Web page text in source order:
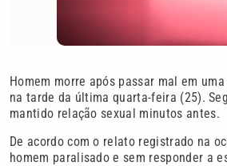
Homem morre após passar mal em
na tarde da última quarta-feira (25).
mantido relação sexual minutos antes.
De acordo com o relato registrado na
homem paralisado e sem responder a